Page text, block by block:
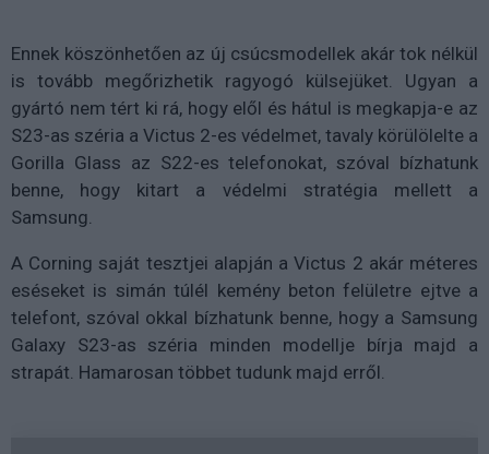
Ennek köszönhetően az új csúcsmodellek akár tok nélkül
is tovább megőrizhetik ragyogó külsejüket. Ugyan a
gyártó nem tért ki rá, hogy elől és hátul is megkapja-e az
S23-as széria a Victus 2-es védelmet, tavaly körülölelte a
Gorilla Glass az S22-es telefonokat, szóval bízhatunk
benne, hogy kitart a védelmi stratégia mellett a
Samsung.
A Corning saját tesztjei alapján a Victus 2 akár méteres
eséseket is simán túlél kemény beton felületre ejtve a
telefont, szóval okkal bízhatunk benne, hogy a Samsung
Galaxy S23-as széria minden modellje bírja majd a
strapát. Hamarosan többet tudunk majd erről.